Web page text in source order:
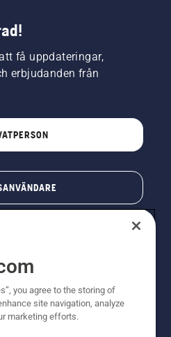
få uppdateringar,
erbjudanden från
you agree to the storing of
site navigation, analyze
marketing efforts.